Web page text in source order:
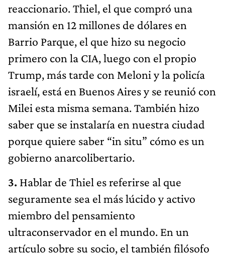
reaccionario. Thiel, el que compró una
mansión en 12 millones de dólares en
Barrio Parque, el que hizo su negocio
primero con la CIA, luego con el propio
Trump, más tarde con Meloni y la policía
israelí, está en Buenos Aires y se reunió con
Milei esta misma semana. También hizo
saber que se instalaría en nuestra ciudad
porque quiere saber “in situ” cómo es un
gobierno anarcolibertario.
3. Hablar de Thiel es referirse al que
seguramente sea el más lúcido y activo
miembro del pensamiento
ultraconservador en el mundo. En un
artículo sobre su socio, el también filósofo